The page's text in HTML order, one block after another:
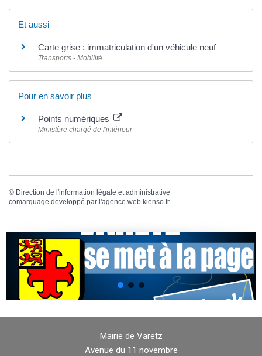
Et aussi
Carte grise : immatriculation d'un véhicule neuf
Transports - Mobilité
Pour en savoir plus
Points numériques
Ministère chargé de l'intérieur
© Direction de l'information légale et administrative
comarquage developpé par l'agence web kienso.fr
Mairie de Varetz
Avenue du 11 novembre